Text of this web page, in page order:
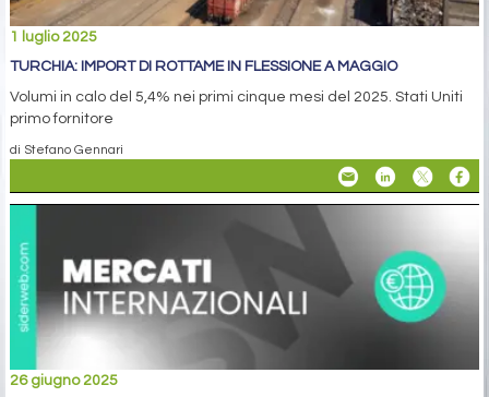
1 luglio 2025
TURCHIA: IMPORT DI ROTTAME IN FLESSIONE A MAGGIO
Volumi in calo del 5,4% nei primi cinque mesi del 2025. Stati Uniti
primo fornitore
di Stefano Gennari
26 giugno 2025